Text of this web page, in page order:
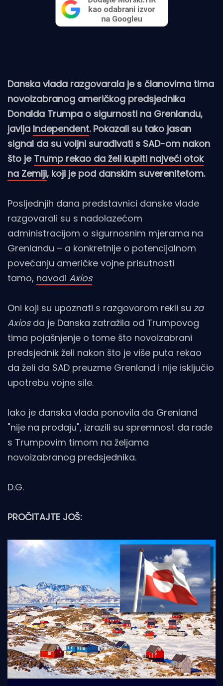
Danska vlada razgovarala je s članovima tima
novoizabranog američkog predsjednika
Donalda Trumpa o sigurnosti na Grenlandu,
javlja Independent. Pokazali su tako jasan
signal da su voljni surađivati s SAD-om nakon
što je Trump rekao da želi kupiti najveći otok
na Zemlji, koji je pod danskim suverenitetom.
Posljednjih dana predstavnici danske vlade
razgovarali su s nadolazećom
administracijom o sigurnosnim mjerama na
Grenlandu – a konkretnije o potencijalnom
povećanju američke vojne prisutnosti
tamo, navodi Axios
Oni koji su upoznati s razgovorom rekli su za
Axiosda je Danska zatražila od Trumpovog
tima pojašnjenje o tome što novoizabrani
predsjednik želi nakon što je više puta rekao
da želi da SAD preuzme Grenland i nije isključio
upotrebu vojne sile.
Iako je danska vlada ponovila da Grenland
"nije na prodaju", izrazili su spremnost da rade
s Trumpovim timom na željama
novoizabranog predsjednika.
D.G.
PROČITAJTE JOŠ: